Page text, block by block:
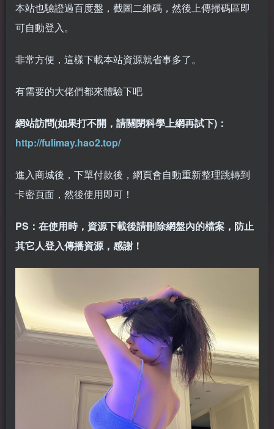
本站也驗證過百度盤，截圖二維碼，然後上傳掃碼區即
可自動登入。
非常方便，這樣下載本站資源就省事多了。
有需要的大佬們都來體驗下吧
網站訪問(如果打不開，請關閉科學上網再試下)：
http://fulimay.hao2.top/
進入商城後，下單付款後，網頁會自動重新整理跳轉到
卡密頁面，然後使用即可！
PS：在使用時，資源下載後請刪除網盤內的檔案，防止
其它人登入傳播資源，感謝！